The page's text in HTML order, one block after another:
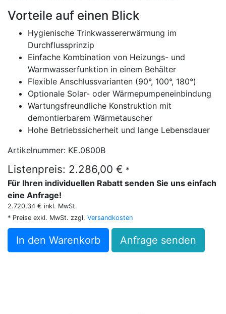
Vorteile auf einen Blick
Hygienische Trinkwassererwärmung im
Durchflussprinzip
Einfache Kombination von Heizungs- und
Warmwasserfunktion in einem Behälter
Flexible Anschlussvarianten (90°, 100°, 180°)
Optionale Solar- oder Wärmepumpeneinbindung
Wartungsfreundliche Konstruktion mit
demontierbarem Wärmetauscher
Hohe Betriebssicherheit und lange Lebensdauer
Artikelnummer: KE.0800B
Listenpreis: 2.286,00 € *
Für Ihren individuellen Rabatt senden Sie uns einfach
eine Anfrage!
2.720,34 € inkl. MwSt.
* Preise exkl. MwSt. zzgl. Versandkosten
In den Warenkorb Anfrage senden